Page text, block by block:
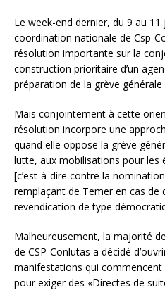
Le week-end dernier, du 9 au 11
coordination nationale de Csp-
résolution importante sur la
construction prioritaire d’un
préparation de la grève générale
Mais conjointement à cette
résolution incorpore une
quand elle oppose la grève
lutte, aux mobilisations pour les
[c’est-à-dire contre la
remplaçant de Temer en cas de
revendication de type
Malheureusement, la majorité
de CSP-Conlutas a décidé
manifestations qui commencent
pour exiger des «Directes de